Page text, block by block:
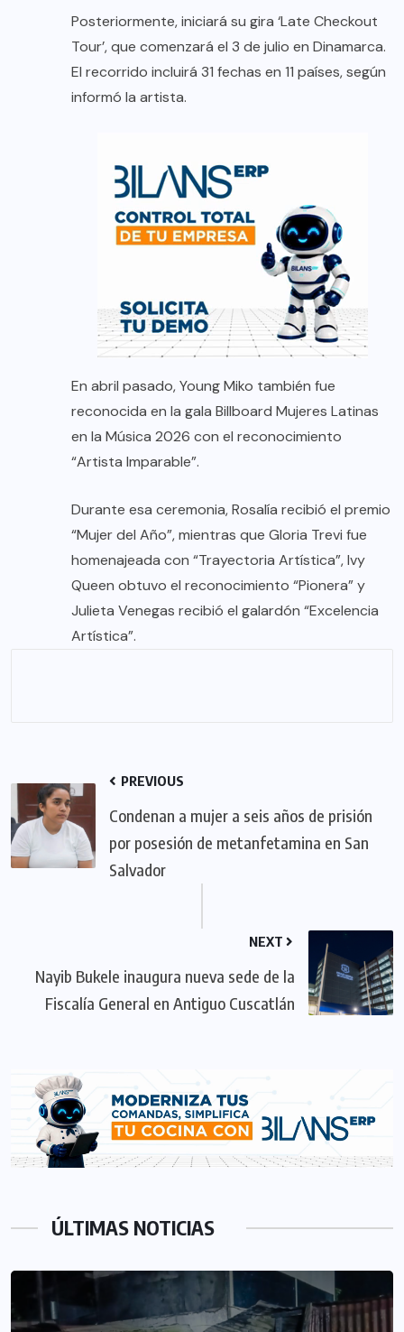
Posteriormente, iniciará su gira ‘Late Checkout
Tour’, que comenzará el 3 de julio en Dinamarca.
El recorrido incluirá 31 fechas en 11 países, según
informó la artista.
En abril pasado, Young Miko también fue
reconocida en la gala Billboard Mujeres Latinas
en la Música 2026 con el reconocimiento
“Artista Imparable”.
Durante esa ceremonia, Rosalía recibió el premio
“Mujer del Año”, mientras que Gloria Trevi fue
homenajeada con “Trayectoria Artística”, Ivy
Queen obtuvo el reconocimiento “Pionera” y
Julieta Venegas recibió el galardón “Excelencia
Artística”.
PREVIOUS
Condenan a mujer a seis años de prisión
por posesión de metanfetamina en San
Salvador
NEXT
Nayib Bukele inaugura nueva sede de la
Fiscalía General en Antiguo Cuscatlán
ÚLTIMAS NOTICIAS